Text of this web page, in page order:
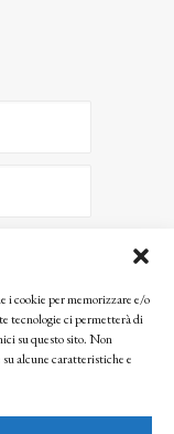
i cookie per memorizzare e/o
tecnologie ci permetterà di
su questo sito. Non
alcune caratteristiche e
saranno trattate
Matteucci